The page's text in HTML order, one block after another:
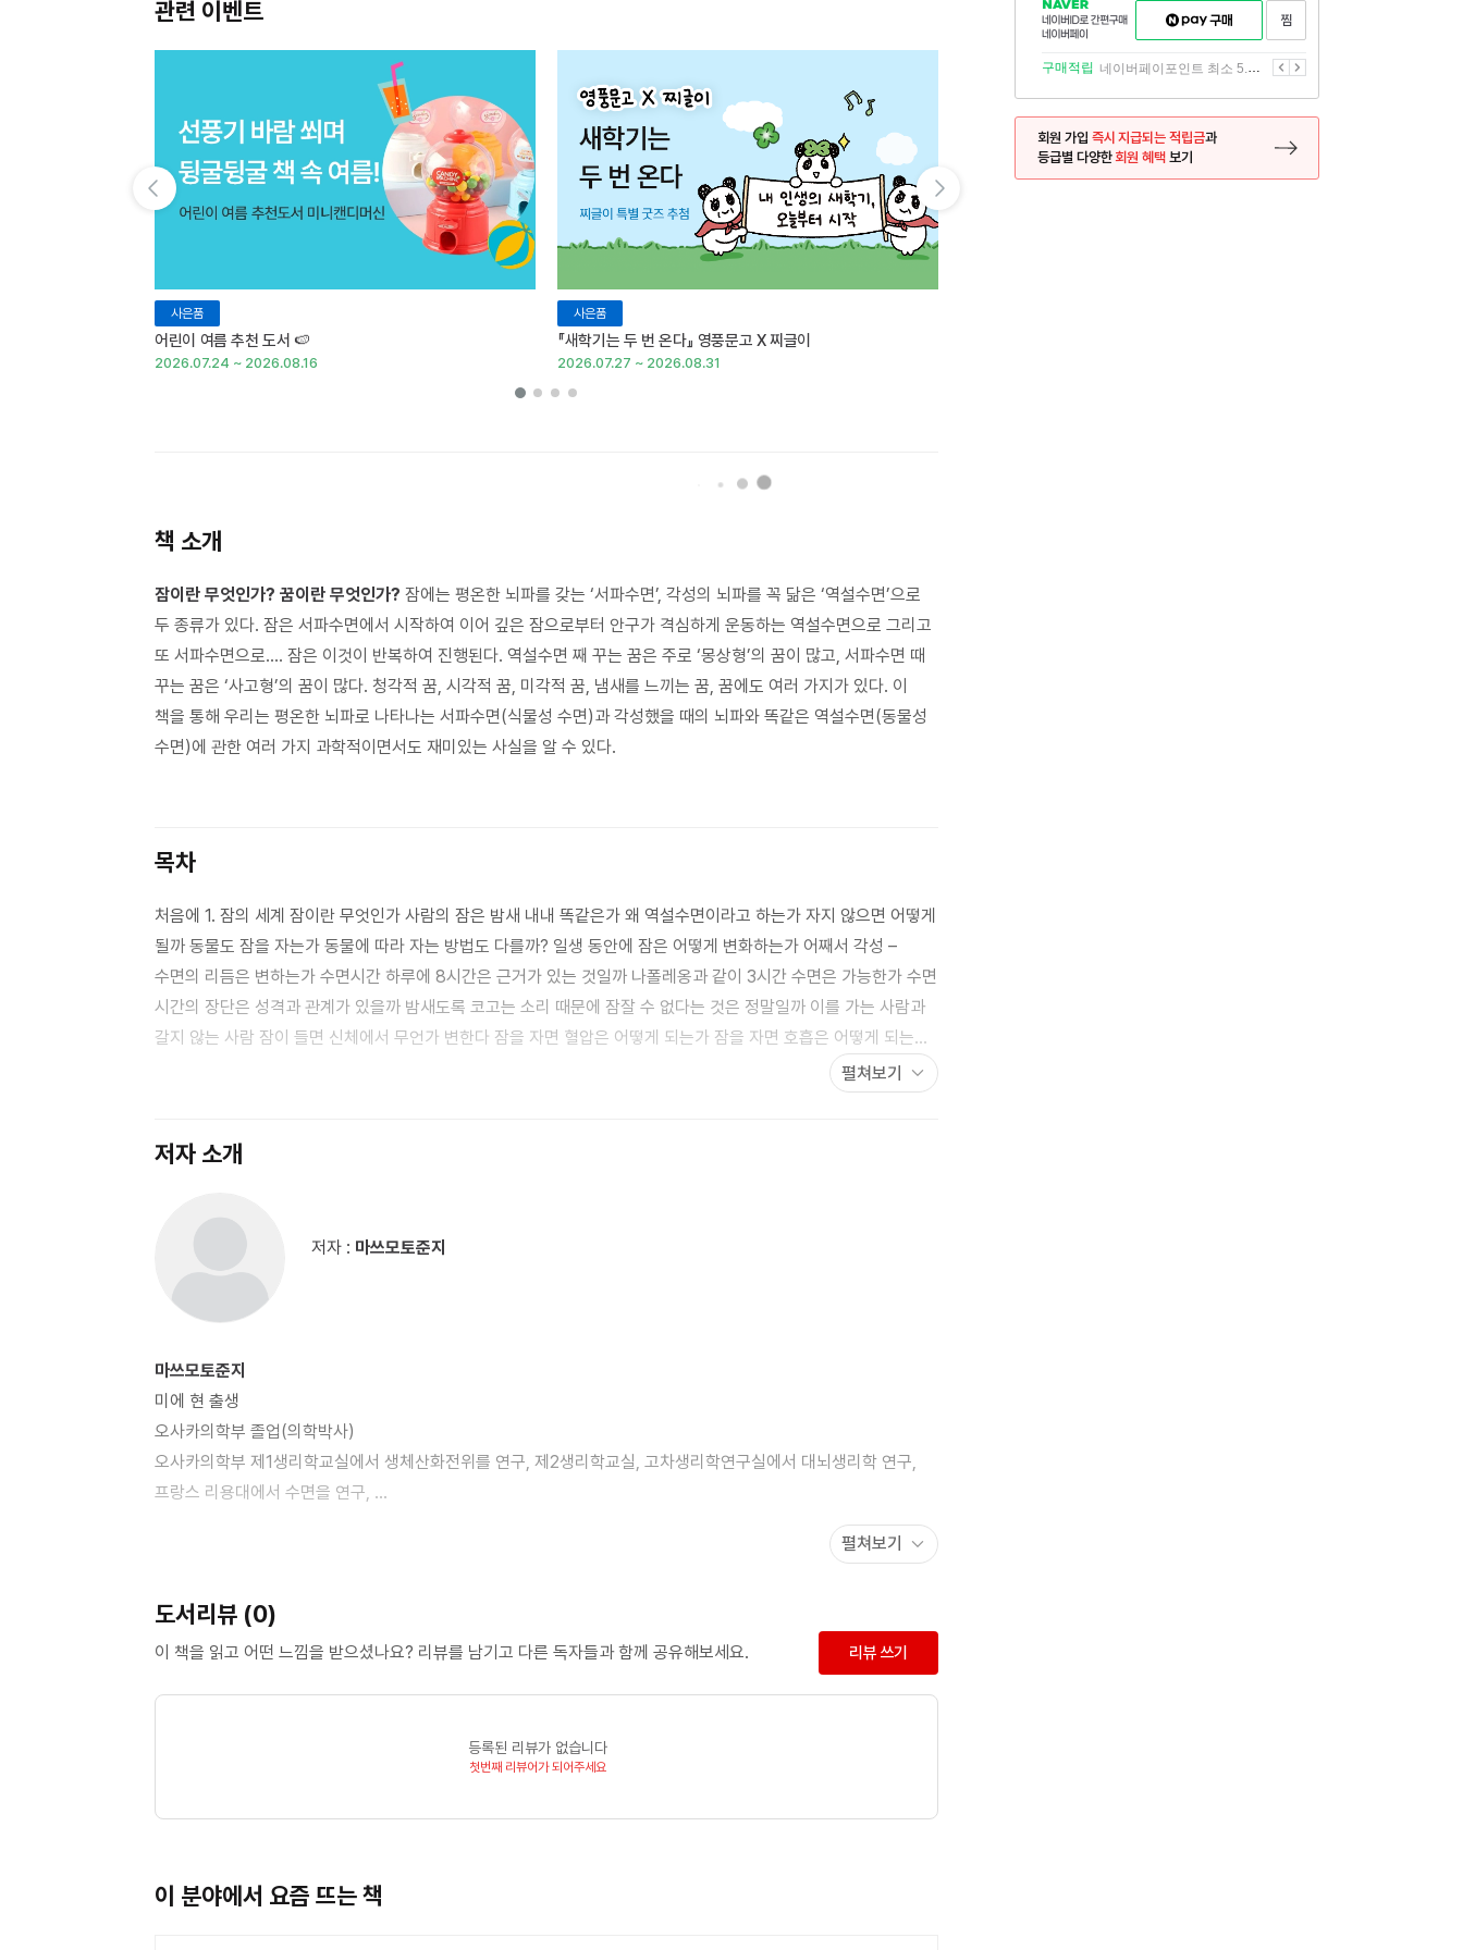
관련 이벤트
사은품
어린이 여름 추천 도서 🍉
2026.07.24 ~ 2026.08.16
사은품
『새학기는 두 번 온다』 영풍문고 X 찌글이
2026.07.27 ~ 2026.08.31
책 소개
잠이란 무엇인가? 꿈이란 무엇인가? 잠에는 평온한 뇌파를 갖는 ‘서파수면’, 각성의 뇌파를 꼭 닮은 ‘역설수면’으로
두 종류가 있다. 잠은 서파수면에서 시작하여 이어 깊은 잠으로부터 안구가 격심하게 운동하는 역설수면으로 그리고
또 서파수면으로…. 잠은 이것이 반복하여 진행된다. 역설수면 째 꾸는 꿈은 주로 ‘몽상형’의 꿈이 많고, 서파수면 때
꾸는 꿈은 ‘사고형’의 꿈이 많다. 청각적 꿈, 시각적 꿈, 미각적 꿈, 냄새를 느끼는 꿈, 꿈에도 여러 가지가 있다. 이
책을 통해 우리는 평온한 뇌파로 나타나는 서파수면(식물성 수면)과 각성했을 때의 뇌파와 똑같은 역설수면(동물성
수면)에 관한 여러 가지 과학적이면서도 재미있는 사실을 알 수 있다.
목차
처음에 1. 잠의 세계 잠이란 무엇인가 사람의 잠은 밤새 내내 똑같은가 왜 역설수면이라고 하는가 자지 않으면 어떻게
될까 동물도 잠을 자는가 동물에 따라 자는 방법도 다를까? 일생 동안에 잠은 어떻게 변화하는가 어째서 각성 –
수면의 리듬은 변하는가 수면시간 하루에 8시간은 근거가 있는 것일까 나폴레옹과 같이 3시간 수면은 가능한가 수면
시간의 장단은 성격과 관계가 있을까 밤새도록 코고는 소리 때문에 잠잘 수 없다는 것은 정말일까 이를 가는 사람과
갈지 않는 사람 잠이 들면 신체에서 무언가 변한다 잠을 자면 혈압은 어떻게 되는가 잠을 자면 호흡은 어떻게 되는가
정말인가 역설수면 때 손은 따뜻해지는가 잠을 자도 안구는 움직인다 차 속에서 “꾸벅꾸벅” 조는 이유 낮잠에서 깼을
크는 애”란 말은 정말인가? 2. 꿈의 세계 - 그리고 다시 잠에 대하여 두 가지 꿈 사람은 몇 살부터 꿈을 꾸는가 꿈은
각성과 수면의 기전 파블로프에 의한 수면의 기전 불면에 관한 이야기 물리적 및 화학적 입면법 생리적 입면법에
후기에 대신하여 – 인생에 있어서의 잠의 의의 역자 후기
펼쳐보기
저자 소개
저자 : 마쓰모토준지
마쓰모토준지
미에 현 출생
오사카의학부 졸업(의학박사)
오사카의학부 제1생리학교실에서 생체산화전위를 연구, 제2생리학교실, 고차생리학연구실에서 대뇌생리학 연구,
프랑스 리용대에서 수면을 연구,
펼쳐보기
도서리뷰 (0)
이 책을 읽고 어떤 느낌을 받으셨나요? 리뷰를 남기고 다른 독자들과 함께 공유해보세요. 리뷰 쓰기
등록된 리뷰가 없습니다
첫번째 리뷰어가 되어주세요
이 분야에서 요즘 뜨는 책
NAVER
네이버
ID로
간편구매
네이버페이
구매하기
이전
구매적립 네이버페이포인트 최소 5.5% 적립 다음
회원 가입 즉시 지급되는 적립금과
등급별 다양한회원 혜택 보기